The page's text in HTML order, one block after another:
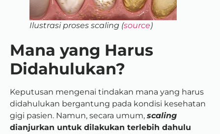
Ilustrasi proses scaling (source)
Mana yang Harus
Didahulukan?
Keputusan mengenai tindakan mana yang harus
didahulukan bergantung pada kondisi kesehatan
gigi pasien. Namun, secara umum, scaling
dianjurkan untuk dilakukan terlebih dahulu